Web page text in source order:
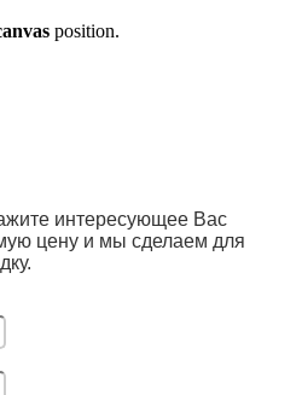
position.
интересующее Вас
цену и мы сделаем для